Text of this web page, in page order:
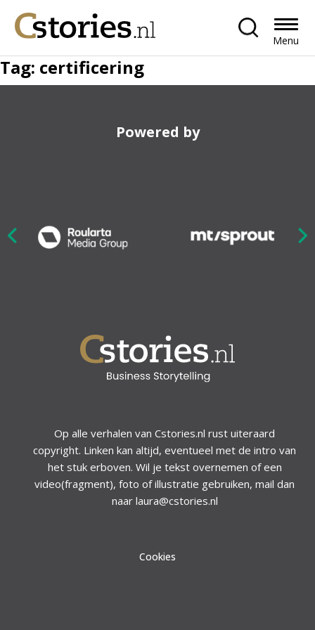
Menu
Tag: certificering
Powered by
Op alle verhalen van Cstories.nl rust uiteraard
copyright. Linken kan altijd, eventueel met de intro van
het stuk erboven. Wil je tekst overnemen of een
video(fragment), foto of illustratie gebruiken, mail dan
naar laura@cstories.nl
Cookies